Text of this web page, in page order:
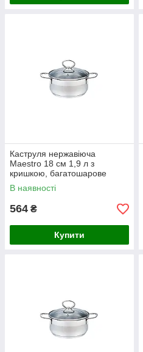
Каструля нержавіюча
Maestro 18 см 1,9 л з
кришкою, багатошарове
капсульне термоакумулююче
дно MR-3508-18
В наявності
564 ₴
Купити